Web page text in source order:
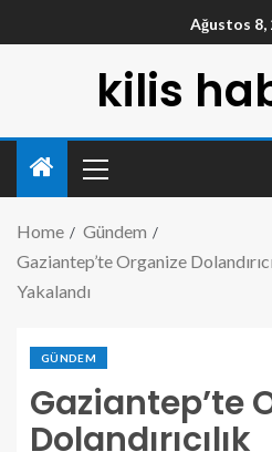
Ağustos 8,
kilis
Home
Gündem
Gaziantep’te Organize
Yakalandı
GÜNDEM
Gaziantep’te
Dolandırıcılık